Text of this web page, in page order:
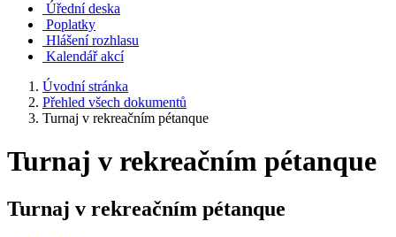
Úřední deska
Poplatky
Hlášení rozhlasu
Kalendář akcí
Úvodní stránka
Přehled všech dokumentů
Turnaj v rekreačním pétanque
Turnaj v rekreačním pétanque
Turnaj v rekreačním pétanque